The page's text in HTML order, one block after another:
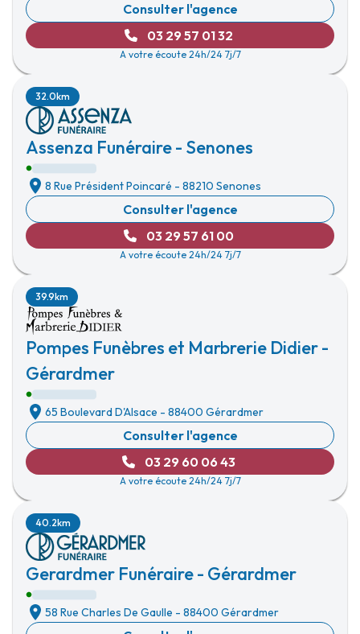
Consulter l'agence
03 29 57 01 32
A votre écoute 24h/24 7j/7
Assenza Funéraire - Senones
32.0km
8 Rue Président Poincaré - 88210 Senones
Consulter l'agence
03 29 57 61 00
A votre écoute 24h/24 7j/7
Pompes Funèbres et Marbrerie Didier -
Gérardmer
39.9km
65 Boulevard D'Alsace - 88400 Gérardmer
Consulter l'agence
03 29 60 06 43
A votre écoute 24h/24 7j/7
Gerardmer Funéraire - Gérardmer
40.2km
58 Rue Charles De Gaulle - 88400 Gérardmer